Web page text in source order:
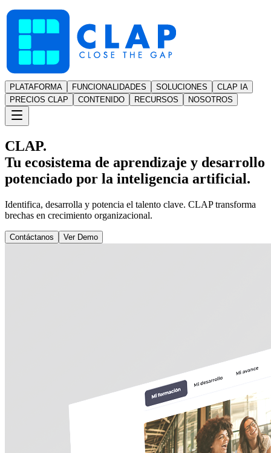
PLATAFORMA FUNCIONALIDADES SOLUCIONES
CLAP IA
PRECIOS CLAP
CONTENIDO RECURSOS NOSOTROS
CLAP.
Tu ecosistema de aprendizaje y desarrollo
potenciado por la inteligencia artificial.
Identifica, desarrolla y potencia el talento clave. CLAP transforma
brechas en crecimiento organizacional.
Contáctanos Ver Demo